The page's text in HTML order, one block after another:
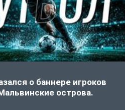
о баннере игроков
острова.